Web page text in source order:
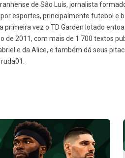
de São Luís, jornalista
esportes, principalmente futebol e
primeira vez o TD Garden lotado
de 2011, com mais de 1.700 textos
e da Alice, e também dá seus